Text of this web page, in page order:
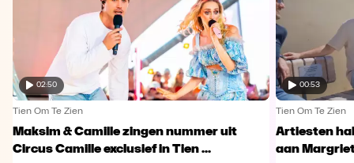
02:50
Tien Om Te Zien
Maksim & Camille zingen nummer uit
Circus Camille exclusief in Tien ...
00:53
Tien Om Te Zien
Artiesten
aan